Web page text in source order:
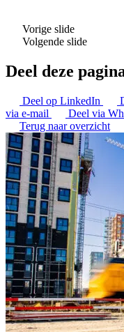
Vorige slide
Volgende slide
Deel deze
Deel op LinkedIn
via e-mail
Deel via
Terug naar overzicht